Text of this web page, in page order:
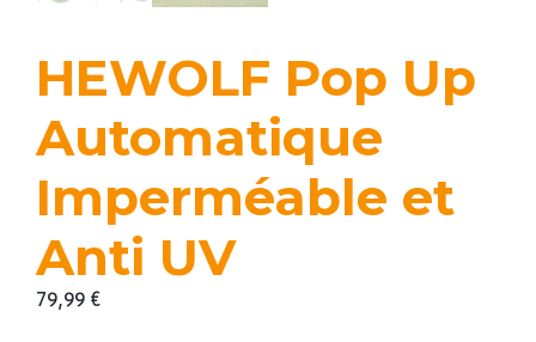
HEWOLF Pop Up
Automatique
Imperméable et
Anti UV
79,99€